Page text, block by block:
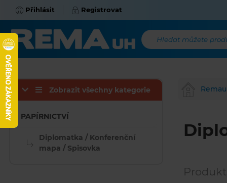
Přihlásit Registrovat
Hledat můžete
Zobrazit všechny kategorie
PAPÍRNICTVÍ
Diplomatka / Konferenční
mapa / Spisovka